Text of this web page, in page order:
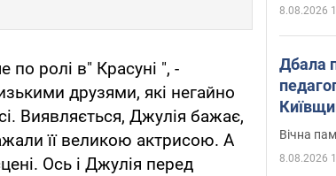
ролі в" Красуні ", -
друзями, які негайно
Виявляється, Джулія бажає,
її великою актрисою. А
Ось і Джулія перед
8.08.2026
Дбала
Вічна
8.08.2026